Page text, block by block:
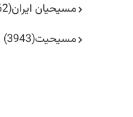
مسیحیان ایران(1062)
مسیحیت(3943)